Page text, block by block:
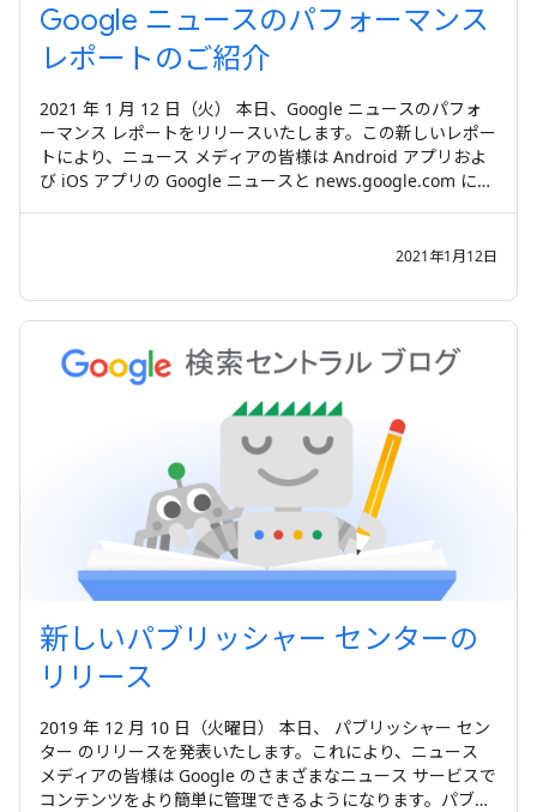
Google ニュースのパフォーマンス
レポートのご紹介
2021 年 1 月 12 日（火） 本日、Google ニュースのパフォ
ーマンス レポートをリリースいたします。この新しいレポー
トにより、ニュース メディアの皆様は Android アプリおよ
び iOS アプリの Google ニュースと news.google.com にお
は、左側のナビゲーションの [検索パフォーマンス] セクショ
2021年1月12日
新しいパブリッシャー センターの
リリース
2019 年 12 月 10 日（火曜日） 本日、 パブリッシャー セン
ター のリリースを発表いたします。これにより、ニュース
メディアの皆様は Google のさまざまなニュース サービスで
コンテンツをより簡単に管理できるようになります。パブリ